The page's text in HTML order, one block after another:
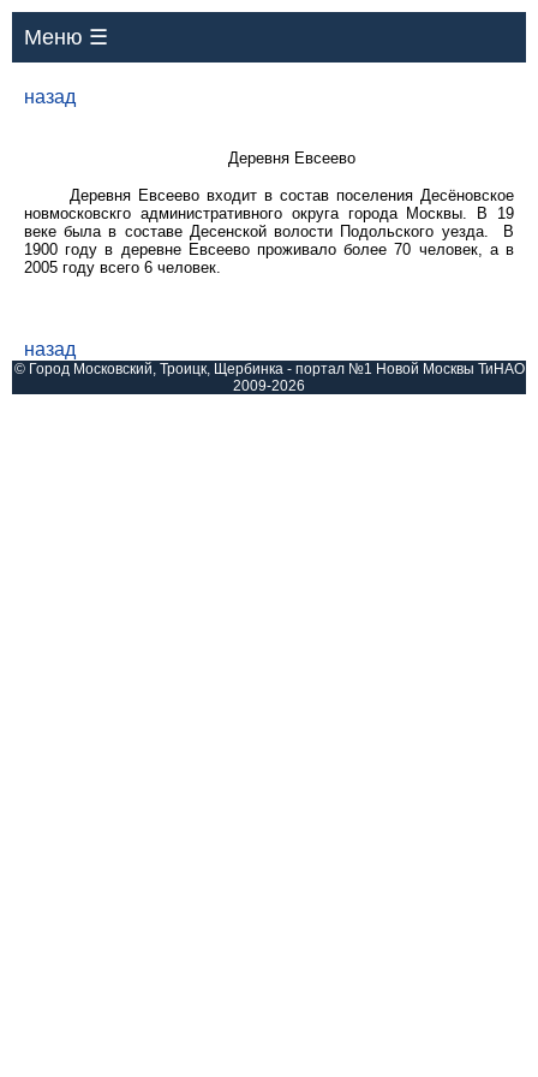
Меню ☰
назад
Деревня Евсеево
Деревня Евсеево входит в состав поселения Десёновское
новмосковскго административного округа города Москвы. В 19
веке была в составе Десенской волости Подольского уезда.
В
1900 году в деревне Евсеево проживало более 70 человек, а в
2005 году всего 6 человек.
назад
© Город Московский, Троицк, Щербинка - портал №1 Новой Москвы ТиНАО
2009-2026